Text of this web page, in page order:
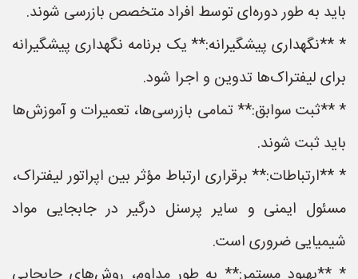
باید به طور دوره‌ای توسط افراد متخصص بازرسی شوند.
* **نگهداری پیشگیرانه:** یک برنامه نگهداری پیشگیرانه
برای لیفتراک‌ها تدوین و اجرا شود.
* **ثبت سوابق:** تمامی بازرسی‌ها، تعمیرات و آموزش‌ها
باید ثبت شوند.
* **ارتباطات:** برقراری ارتباط مؤثر بین اپراتور لیفتراک،
مسئول ایمنی و سایر پرسنل درگیر در جابجایی مواد
شیمیایی ضروری است.